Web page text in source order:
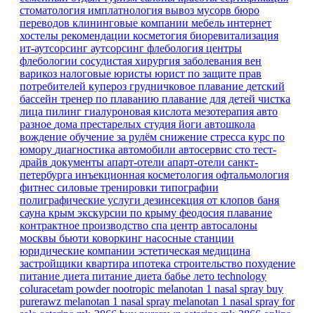
стоматология имплатнология вывоз мусорв бюро
переводов клининговые компании мебель интернет
хостелы рекомендации косметогия биоревитализация
ит-аутсорсинг аутсорсинг флебология центры
флебологии сосудистая хирургия заболевания вен
варикоз налоговые юристы юрист по защите прав
потребителей купероз грудничковое плавание детский
бассейн тренер по плаванию плавание для детей чистка
лица пилинг гиалуроновая кислота мезотерапия авто
разное дома престарелых студия йоги автошкола
вождение обучение за рулём снижение стресса курс по
юмору диагностика автомобили автосервис сто тест-
драйв документы апарт-отели апарт-отели санкт-
петербурга инъекционная косметология офтальмология
фитнес силовые тренировки типографии
полиграфические услуги дезинсекция от клопов баня
сауна крым экскурсии по крыму феодосия плавание
контрактное производство спа центр автосалоны
москвы бьюти коворкинг насосные станции
юридические компании эстетическая медицина
застройщики квартира ипотека строительство похудение
питание диета питание диета бабье лето technology
coluracetam powdernootropic melanotan 1 nasal spray buy
purerawz melanotan 1 nasal spray melanotan 1 nasal spray for